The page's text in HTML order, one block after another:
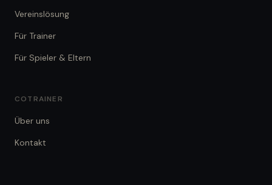
Vereinslösung
Für Trainer
Für Spieler & Eltern
COTRAINER
Über uns
Kontakt